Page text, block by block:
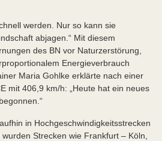
werden. Nur so kann sie
abjagen.“ Mit diesem
des BN vor Naturzerstörung,
Energieverbrauch
Maria Gohlke erklärte nach einer
mit 406,9 km/h: „Heute hat ein neues
in Hochgeschwindigkeitsstrecken
Strecken wie Frankfurt – Köln,